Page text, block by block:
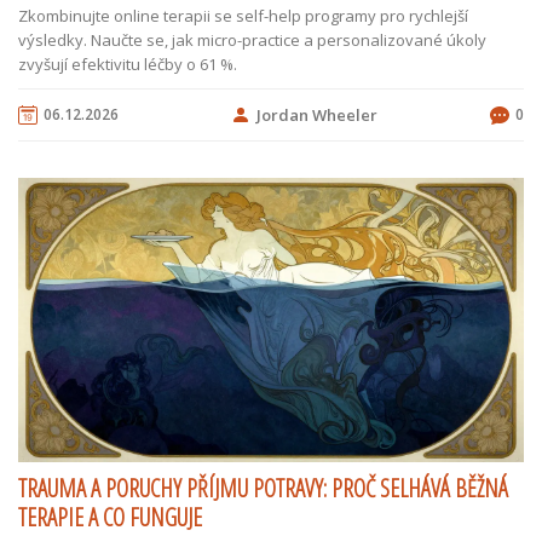
Zkombinujte online terapii se self-help programy pro rychlejší
výsledky. Naučte se, jak micro-practice a personalizované úkoly
zvyšují efektivitu léčby o 61 %.
06.12.2026 Jordan Wheeler 0
TRAUMA A PORUCHY PŘÍJMU POTRAVY: PROČ SELHÁVÁ BĚŽNÁ
TERAPIE A CO FUNGUJE